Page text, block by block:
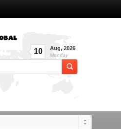
10 Aug, 2026
Monday